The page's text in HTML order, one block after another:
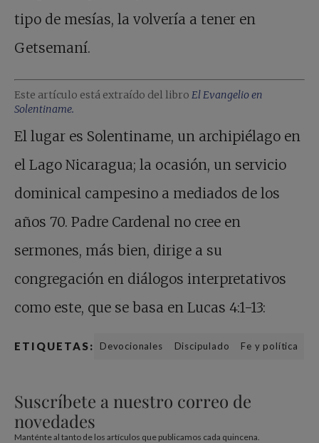
tipo de mesías, la volvería a tener en
Getsemaní.
Este artículo está extraído del libro El Evangelio en
Solentiname.
El lugar es Solentiname, un archipiélago en
el Lago Nicaragua; la ocasión, un servicio
dominical campesino a mediados de los
años 70. Padre Cardenal no cree en
sermones, más bien, dirige a su
congregación en diálogos interpretativos
como este, que se basa en Lucas 4:1-13:
ETIQUETAS: Devocionales Discipulado Fe y política
Suscríbete a nuestro correo de
novedades
Manténte al tanto de los artículos que publicamos cada quincena.